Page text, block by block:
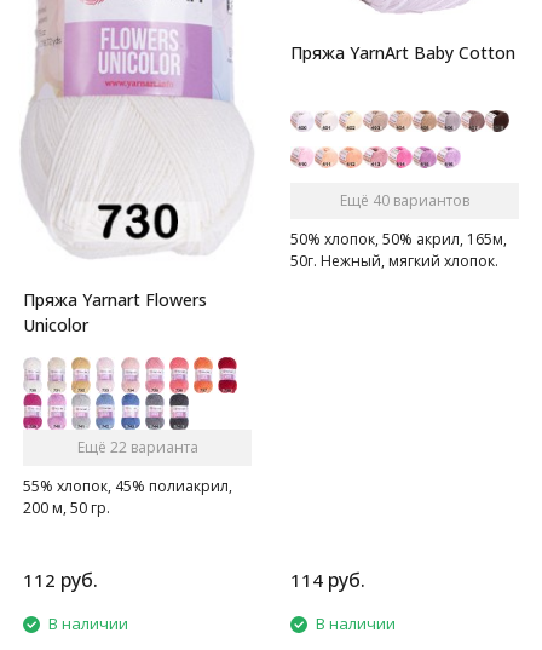
Пряжа Yarnart Flowers
Unicolor
Ещё 22 варианта
55% хлопок, 45% полиакрил,
200 м, 50 гр.
112 руб.
В наличии
Пряжа YarnArt Baby Cotton
Ещё 40 вариантов
50% хлопок, 50% акрил, 165м,
50г. Нежный, мягкий хлопок.
114 руб.
В наличии